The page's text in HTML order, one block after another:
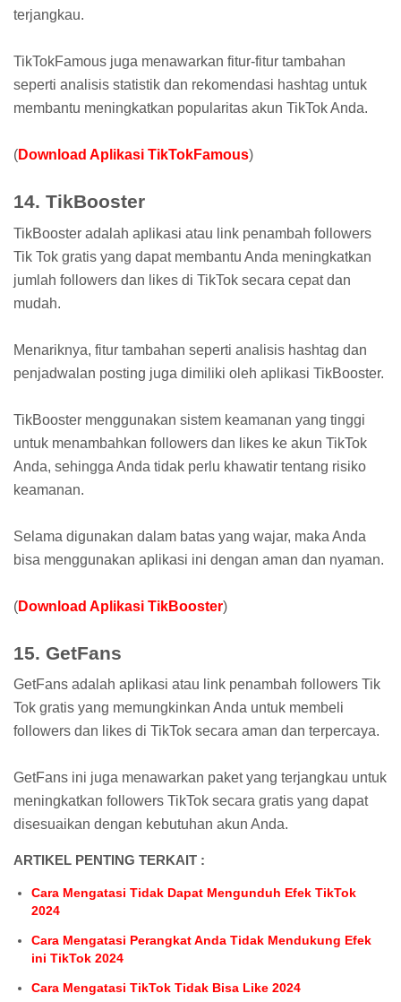
terjangkau.
TikTokFamous juga menawarkan fitur-fitur tambahan
seperti analisis statistik dan rekomendasi hashtag untuk
membantu meningkatkan popularitas akun TikTok Anda.
(Download Aplikasi TikTokFamous)
14. TikBooster
TikBooster adalah aplikasi atau link penambah followers
Tik Tok gratis yang dapat membantu Anda meningkatkan
jumlah followers dan likes di TikTok secara cepat dan
mudah.
Menariknya, fitur tambahan seperti analisis hashtag dan
penjadwalan posting juga dimiliki oleh aplikasi TikBooster.
TikBooster menggunakan sistem keamanan yang tinggi
untuk menambahkan followers dan likes ke akun TikTok
Anda, sehingga Anda tidak perlu khawatir tentang risiko
keamanan.
Selama digunakan dalam batas yang wajar, maka Anda
bisa menggunakan aplikasi ini dengan aman dan nyaman.
(Download Aplikasi TikBooster)
15. GetFans
GetFans adalah aplikasi atau link penambah followers Tik
Tok gratis yang memungkinkan Anda untuk membeli
followers dan likes di TikTok secara aman dan terpercaya.
GetFans ini juga menawarkan paket yang terjangkau untuk
meningkatkan followers TikTok secara gratis yang dapat
disesuaikan dengan kebutuhan akun Anda.
ARTIKEL PENTING TERKAIT :
Cara Mengatasi Tidak Dapat Mengunduh Efek TikTok
2024
Cara Mengatasi Perangkat Anda Tidak Mendukung Efek
ini TikTok 2024
Cara Mengatasi TikTok Tidak Bisa Like 2024